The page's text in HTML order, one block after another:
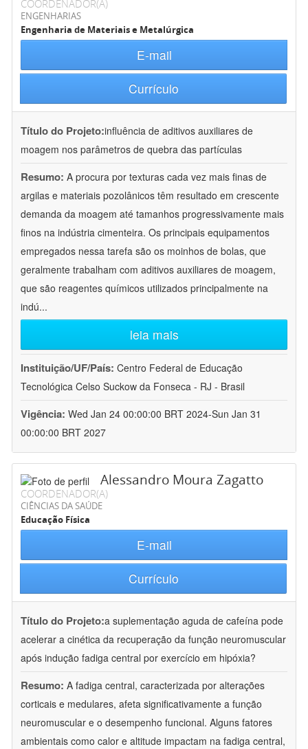
COORDENADOR(A)
ENGENHARIAS
Engenharia de Materiais e Metalúrgica
E-mail
Currículo
Título do Projeto:influência de aditivos auxiliares de
moagem nos parâmetros de quebra das partículas
Resumo: A procura por texturas cada vez mais finas de
argilas e materiais pozolânicos têm resultado em crescente
demanda da moagem até tamanhos progressivamente mais
finos na indústria cimenteira. Os principais equipamentos
empregados nessa tarefa são os moinhos de bolas, que
geralmente trabalham com aditivos auxiliares de moagem,
que são reagentes químicos utilizados principalmente na
indú...
leia mais
Instituição/UF/País: Centro Federal de Educação
Tecnológica Celso Suckow da Fonseca - RJ - Brasil
Vigência: Wed Jan 24 00:00:00 BRT 2024-Sun Jan 31
00:00:00 BRT 2027
Alessandro Moura Zagatto
COORDENADOR(A)
CIÊNCIAS DA SAÚDE
Educação Física
E-mail
Currículo
Título do Projeto:a suplementação aguda de cafeína pode
acelerar a cinética da recuperação da função neuromuscular
após indução fadiga central por exercício em hipóxia?
Resumo: A fadiga central, caracterizada por alterações
corticais e medulares, afeta significativamente a função
neuromuscular e o desempenho funcional. Alguns fatores
ambientais como calor e altitude impactam na fadiga central,